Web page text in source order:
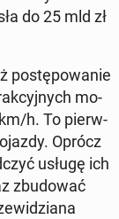
do 25 mld zł
po­stę­po­wa­nie
mo­
h. To pierw­
Oprócz
usługę ich
zbu­do­wać